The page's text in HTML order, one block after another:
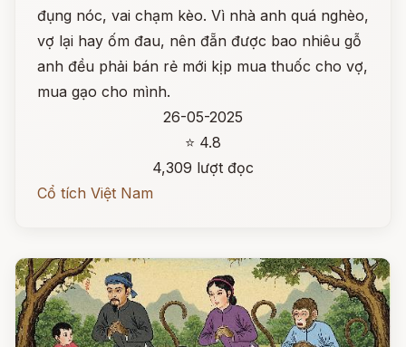
đụng nóc, vai chạm kèo. Vì nhà anh quá nghèo,
vợ lại hay ốm đau, nên đẵn được bao nhiêu gỗ
anh đều phải bán rẻ mới kịp mua thuốc cho vợ,
mua gạo cho mình.
26-05-2025
⭐ 4.8
4,309 lượt đọc
Cổ tích Việt Nam